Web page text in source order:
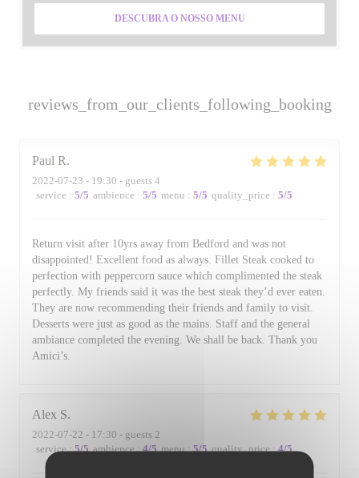
reviews_from_our_clients_following_booking
Paul R
2022-07-23 - 19:30 - guests 4
service : 5/5 ambience : 5/5 menu : 5/5 quality_price : 5/5
Return visit after 10yrs away from Bedford and was not
disappointed! Excellent food as always. Fillet Steak cooked to
perfection with peppercorn sauce which complimented the steak
perfectly. My friends said it was the best steak they’d ever eaten.
They are now recommending their friends and family to visit.
Desserts were just as good as the mains. Staff and the general
ambiance completed the evening. We shall be back. Thank you
Amici’s.
Alex S
2022-07-22 - 17:30 - guests 2
service: 5/5 ambience: 4/5 menu: 5/5 quality_price: 4/5
DESCUBRA O NOSSO MENU